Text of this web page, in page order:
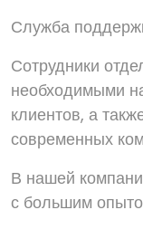
Служба
Сотрудники
необходимыми
клиентов, а
современных
В нашей
с большим